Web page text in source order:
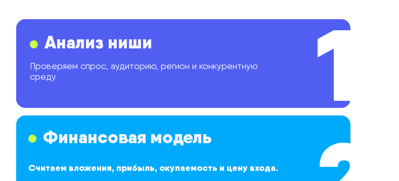
1
Считаем вложения, прибыль, окупаемость и цену входа.
Финансовая модель
Проверяем спрос, аудиторию, регион и конкурентную
среду.
Анализ ниши